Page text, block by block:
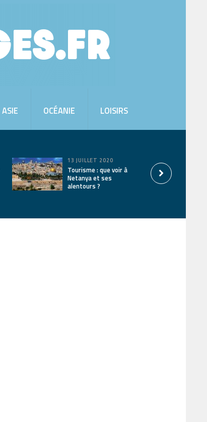
ASIE OCÉANIE LOISIRS
13 JUILLET 2020
Tourisme : que voir à
Netanya et ses
alentours ?